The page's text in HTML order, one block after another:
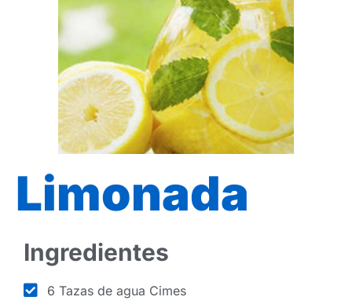
Limonada
Ingredientes
6 Tazas de agua Cimes